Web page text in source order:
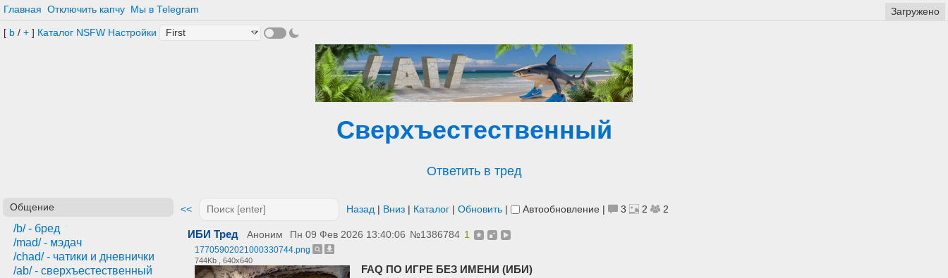
Главная Отключить капчу Мы в Telegram
[ b / + ] Каталог NSFW Настройки
Сверхъестественный
Ответить в тред
Общение
/b/ - бред
/mad/ - мэдач
/сhad/ - чатики и дневнички
/ab/ - сверхъестественный
<< Назад | Вниз | Каталог | Обновить | Автообновление | 3 2 2
ИБИ Тред Аноним Пн 09 Фев 2026 13:40:06 №1386784 1
17705902021000330744.png
744Kb , 640x640
FAQ ПО ИГРЕ БЕЗ ИМЕНИ (ИБИ)
Загружено